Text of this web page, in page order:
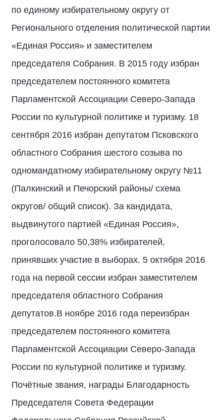
по единому избирательному округу от
Регионального отделения политической партии
«Единая Россия» и заместителем
председателя Собрания. В 2015 году избран
председателем постоянного комитета
Парламентской Ассоциации Северо-Запада
России по культурной политике и туризму. 18
сентября 2016 избран депутатом Псковского
областного Собрания шестого созыва по
одномандатному избирательному округу №11
(Палкинский и Печорский районы/ схема
округов/ общий список). За кандидата,
выдвинутого партией «Единая Россия»,
проголосовало 50,38% избирателей,
принявших участие в выборах. 5 октября 2016
года на первой сессии избран заместителем
председателя областного Собрания
депутатов.В ноябре 2016 года переизбран
председателем постоянного комитета
Парламентской Ассоциации Северо-Запада
России по культурной политике и туризму.
Почётные звания, награды Благодарность
Председателя Совета Федерации